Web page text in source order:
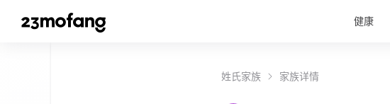
健康
姓氏家族 家族详情